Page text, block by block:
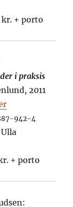
+ porto
i praksis
2011
942-4
+ porto